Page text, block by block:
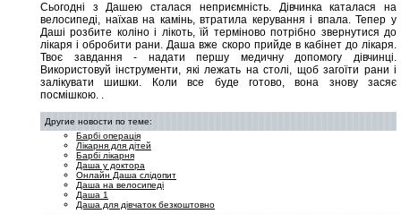
Сьогодні з Дашею сталася неприємність. Дівчинка каталася на
велосипеді, наїхав на камінь, втратила керування і впала. Тепер у
Даші розбите коліно і лікоть, їй терміново потрібно звернутися до
лікаря і обробити рани. Даша вже скоро прийде в кабінет до лікаря.
Твоє завдання - надати першу медичну допомогу дівчинці.
Використовуй інструменти, які лежать на столі, щоб загоїти рани і
залікувати шишки. Коли все буде готово, вона знову засяє
посмішкою. .
Другие новости по теме:
Барбі операція
Лікарня для дітей
Барбі лікарня
Даша у доктора
Онлайн Даша слідопит
Даша на велосипеді
Даша 1
Даша для дівчаток безкоштовно